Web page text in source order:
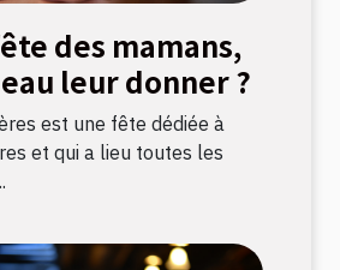
des mamans,
leur donner ?
est une fête dédiée à
et qui a lieu toutes les